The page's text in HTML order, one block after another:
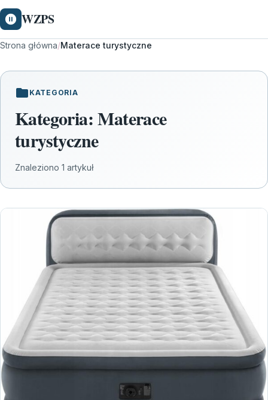
WZPS
Strona główna/Materace turystyczne
KATEGORIA
Kategoria:Materace
turystyczne
Znaleziono 1 artykuł